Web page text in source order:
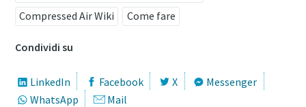
Compressed Air Wiki
Come fare
Condividi su
LinkedIn Facebook X
Messenger
WhatsApp
Mail